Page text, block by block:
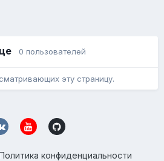
0 пользователей
эту страницу.
конфиденциальности